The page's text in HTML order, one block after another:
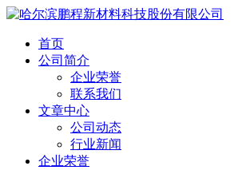
首页
公司简介
企业荣誉
联系我们
文章中心
公司动态
行业新闻
企业荣誉